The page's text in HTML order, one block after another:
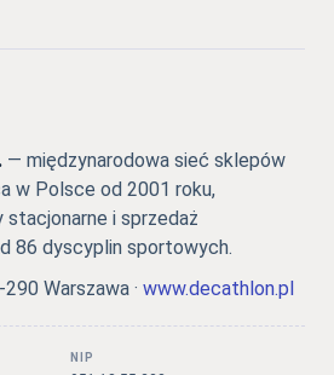
— międzynarodowa sieć sklepów
w Polsce od 2001 roku,
i sprzedaż
86 dyscyplin sportowych.
Warszawa · www.decathlon.pl
NIP